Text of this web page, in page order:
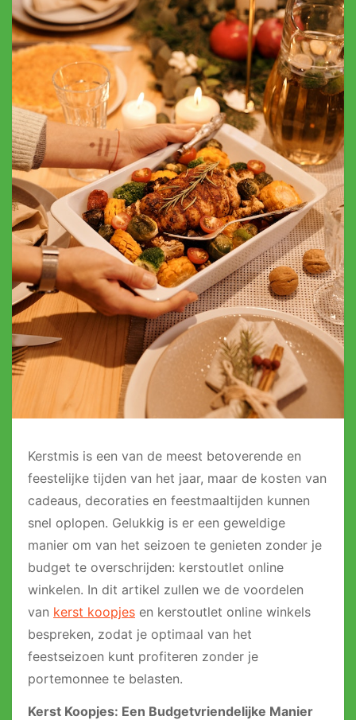
Kerstmis is een van de meest betoverende en
feestelijke tijden van het jaar, maar de kosten van
cadeaus, decoraties en feestmaaltijden kunnen
snel oplopen. Gelukkig is er een geweldige
manier om van het seizoen te genieten zonder je
budget te overschrijden: kerstoutlet online
winkelen. In dit artikel zullen we de voordelen
van kerst koopjes en kerstoutlet online winkels
bespreken, zodat je optimaal van het
feestseizoen kunt profiteren zonder je
portemonnee te belasten.
Kerst Koopjes: Een Budgetvriendelijke Manier